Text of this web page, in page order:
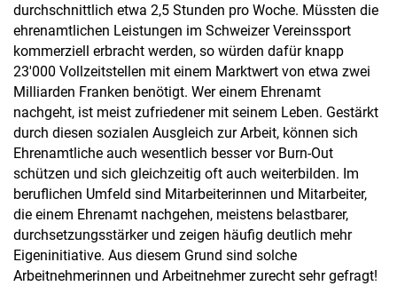
durchschnittlich etwa 2,5 Stunden pro Woche. Müssten die
ehrenamtlichen Leistungen im Schweizer Vereinssport
kommerziell erbracht werden, so würden dafür knapp
23'000 Vollzeitstellen mit einem Marktwert von etwa zwei
Milliarden Franken benötigt. Wer einem Ehrenamt
nachgeht, ist meist zufriedener mit seinem Leben. Gestärkt
durch diesen sozialen Ausgleich zur Arbeit, können sich
Ehrenamtliche auch wesentlich besser vor Burn-Out
schützen und sich gleichzeitig oft auch weiterbilden. Im
beruflichen Umfeld sind Mitarbeiterinnen und Mitarbeiter,
die einem Ehrenamt nachgehen, meistens belastbarer,
durchsetzungsstärker und zeigen häufig deutlich mehr
Eigeninitiative. Aus diesem Grund sind solche
Arbeitnehmerinnen und Arbeitnehmer zurecht sehr gefragt!